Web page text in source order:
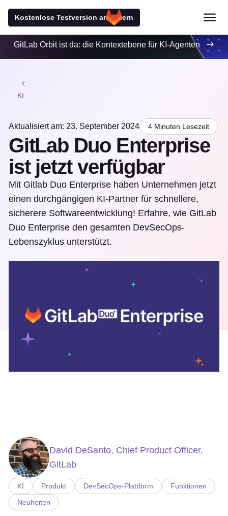
Kostenlose Testversion anfordern
GitLab Orbit ist da: die Kontextebene für KI-Agenten
KI
Aktualisiert am: 23. September 2024 4 Minuten Lesezeit
GitLab Duo Enterprise
ist jetzt verfügbar
Mit Gitlab Duo Enterprise haben Unternehmen jetzt
einen durchgängigen KI-Partner für schnellere,
sicherere Softwareentwicklung! Erfahre, wie GitLab
Duo Enterprise den gesamten DevSecOps-
Lebenszyklus unterstützt.
David DeSanto, Chief Product Officer,
GitLab
KI Produkt DevSecOps-Plattform
Funktionen
Neuheiten